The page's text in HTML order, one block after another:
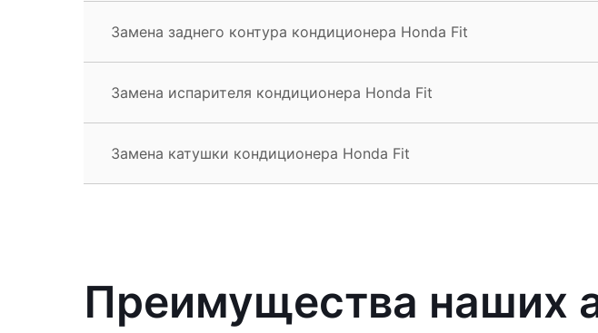
Замена заднего контура кондиционера Honda Fit
Замена испарителя кондиционера Honda Fit
Замена катушки кондиционера Honda Fit
Преимущества наших